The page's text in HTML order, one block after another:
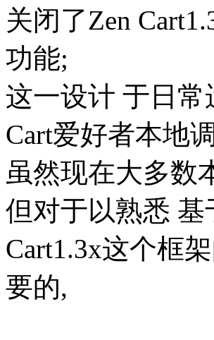
关闭了Zen
功能;
这一设计 于日常
Cart爱好者本地
虽然现在大多数
但对于以熟悉 基
Cart1.3x这个框
要的,